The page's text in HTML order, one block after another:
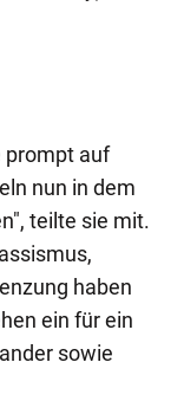
prompt auf
nun in dem
teilte sie mit.
haben
ein für ein
sowie